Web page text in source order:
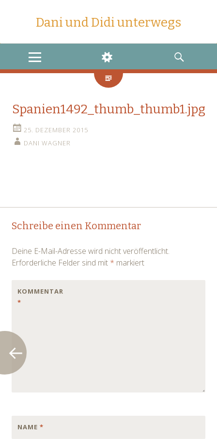
Dani und Didi unterwegs
MENU
WIDGETS
SEARCH
Spanien1492_thumb_thumb1.jpg
25. DEZEMBER 2015
DANI WAGNER
Post
Schreibe einen Kommentar
Deine E-Mail-Adresse wird nicht veröffentlicht.
Erforderliche Felder sind mit * markiert
KOMMENTAR
*
NAME *